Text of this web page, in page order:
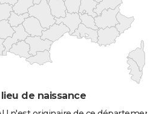
lieu de naissance